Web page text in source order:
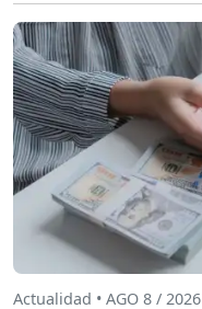
Actualidad • AGO 8 / 2026